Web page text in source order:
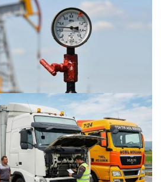
Petrol fiyatları düştü mü, ne
varil fiyatı ne kadar?